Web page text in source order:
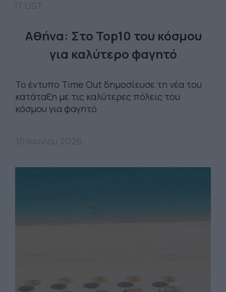
Αθήνα: Στο Top10 του κόσμου
για καλύτερο φαγητό
Το έντυπο Time Out δημοσίευσε τη νέα του
κατάταξη με τις καλύτερες πόλεις του
κόσμου για φαγητό